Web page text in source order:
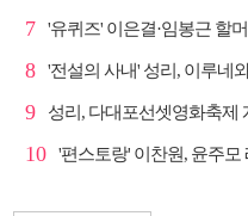
7
8
9
10 '편스토랑' 이찬원, 윤주모